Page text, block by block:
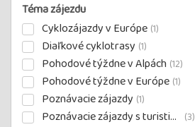
Téma zájezdu
Cyklozájazdy v Európe (1)
Diaľkové cyklotrasy (1)
Pohodové týždne v Alpách (12)
Pohodové týždne v Európe (1)
Poznávacie zájazdy (1)
Poznávacie zájazdy s turistikou (3)